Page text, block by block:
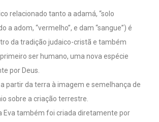
relacionado tanto a adamá, “solo
a adom, “vermelho”, e dam “sangue”) é
da tradição judaico-cristã e também
ser humano, uma nova espécie
por Deus.
partir da terra à imagem e semelhança de
sobre a criação terrestre.
Eva também foi criada diretamente por